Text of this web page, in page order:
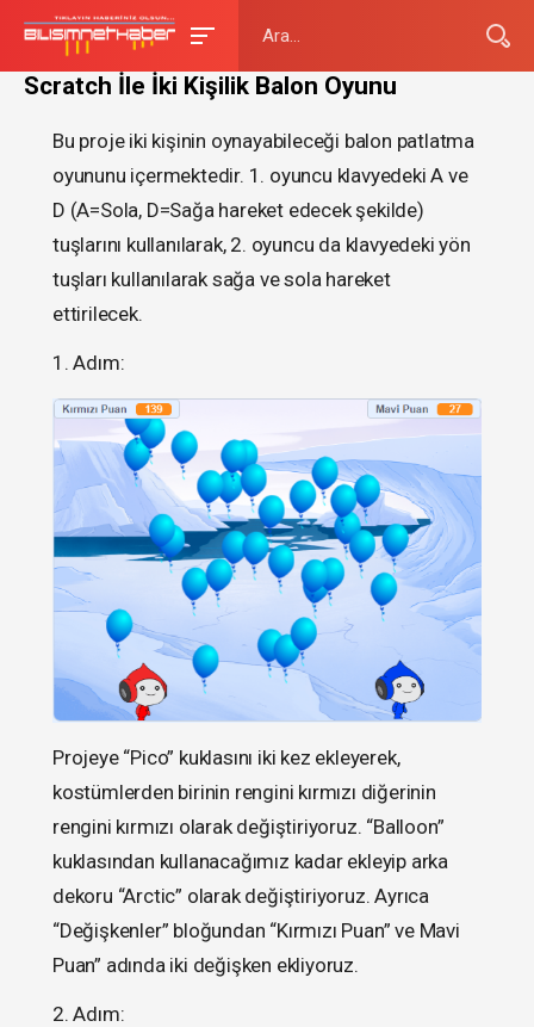
Scratch İle İki Kişilik Balon Oyunu
Bu proje iki kişinin oynayabileceği balon patlatma
oyununu içermektedir. 1. oyuncu klavyedeki A ve
D (A=Sola, D=Sağa hareket edecek şekilde)
tuşlarını kullanılarak, 2. oyuncu da klavyedeki yön
tuşları kullanılarak sağa ve sola hareket
ettirilecek.
1. Adım:
Projeye “Pico” kuklasını iki kez ekleyerek,
kostümlerden birinin rengini kırmızı diğerinin
rengini kırmızı olarak değiştiriyoruz. “Balloon”
kuklasından kullanacağımız kadar ekleyip arka
dekoru “Arctic” olarak değiştiriyoruz. Ayrıca
“Değişkenler” bloğundan “Kırmızı Puan” ve Mavi
Puan” adında iki değişken ekliyoruz.
2. Adım: